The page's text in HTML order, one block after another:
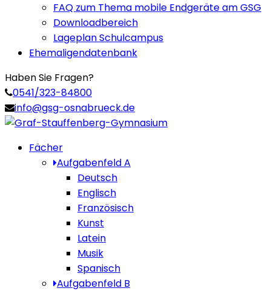
FAQ zum Thema mobile Endgeräte am GSG
Downloadbereich
Lageplan Schulcampus
Ehemaligendatenbank
Haben Sie Fragen?
0541/323-84800
info@gsg-osnabrueck.de
Fächer
Aufgabenfeld A
Deutsch
Englisch
Französisch
Kunst
Latein
Musik
Spanisch
Aufgabenfeld B